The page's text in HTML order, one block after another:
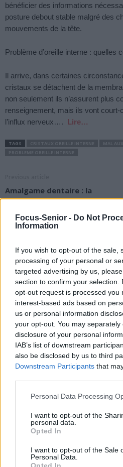
Focus-Senior - Do Not
Information
If you wish to opt-out of the sale,
processing of your personal or
targeted advertising by us,
section to confirm your selection.
opt-out request is processed you
interest-based ads based on
us or personal information
your opt-out. You may
disclosure of your personal
IAB’s list of downstream
also be disclosed by us to third
Downstream Participants that
Personal Data Processing
I want to opt-out of the
personal data.
Opted In
I want to opt-out of the Sale
Personal Data.
Opted In
bénéficier des informations
posture debout stable malgré des
mouvements de la tête.
Problème d’oreille interne : quelles
Il arrive, dans certaines
cristaux se détachent de la
non seulement ils n’assurent plus
renseignement, mais ils vont
l’influx nerveux….
Lire…
TAGS
Amalgame dentaire : la
composition
news
RELATED ARTICLES
Sieste après 65 ans : la
clé pour préserver votre
Ménopause et
problèmes
sous-
découvrir